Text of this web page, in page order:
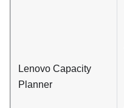
Lenovo Capacity
Planner